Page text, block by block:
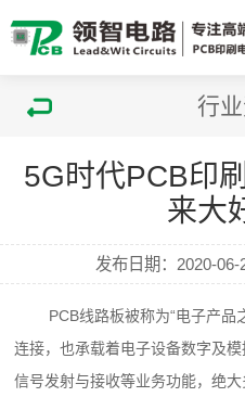
行
5G时代PCB印
来大
发布日期：2020-06-
PCB线路板被称为“电子产品
连接，也承载着电子设备数字及
信号发射与接收等业务功能，绝